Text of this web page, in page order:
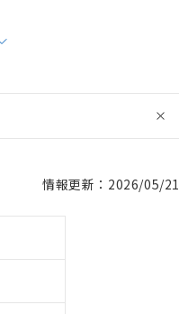
情報更新：2026/05/21